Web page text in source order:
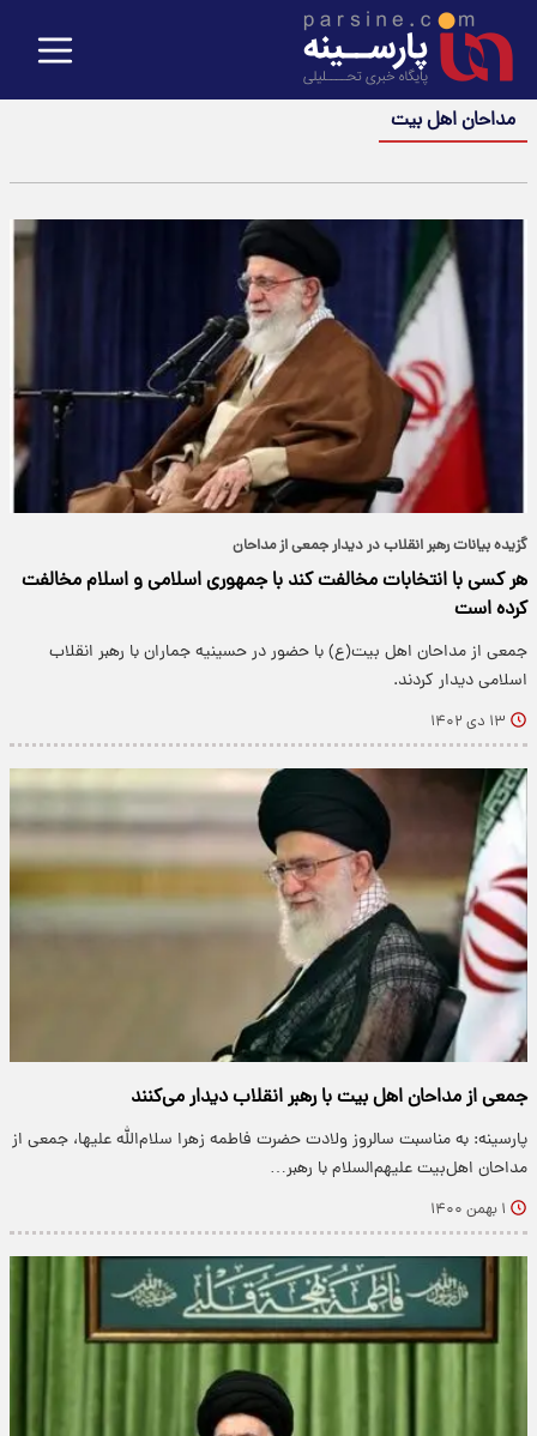
مداحان اهل بیت
گزیده بیانات رهبر انقلاب در دیدار جمعی از مداحان
هر کسی با انتخابات مخالفت کند با جمهوری اسلامی و اسلام مخالفت
کرده است
جمعی از مداحان اهل بیت(ع) با حضور در حسینیه جماران با رهبر انقلاب
اسلامی دیدار کردند.
۱۳ دی ۱۴۰۲
جمعی از مداحان اهل بیت با رهبر انقلاب دیدار می‌کنند
پارسینه: به مناسبت سالروز ولادت حضرت فاطمه زهرا سلام‌الله علیها، جمعی از
مداحان اهل‌بیت علیهم‌السلام با رهبر…
۱ بهمن ۱۴۰۰